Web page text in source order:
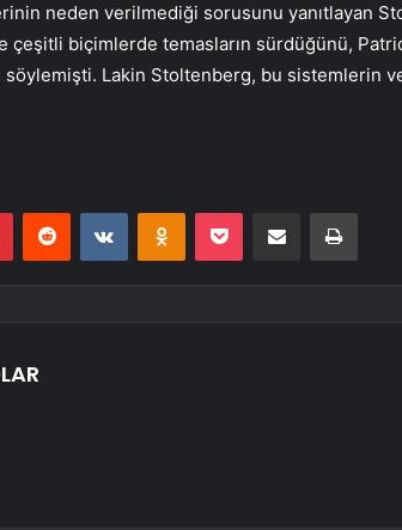
neden verilmediği sorusunu yanıtlayan
çeşitli biçimlerde temasların sürdüğünü,
söylemişti. Lakin Stoltenberg, bu sistemlerin
PinterestReddit VKontakteOdnoklassniki
Pocket E-Posta ile paylaş Yazdır